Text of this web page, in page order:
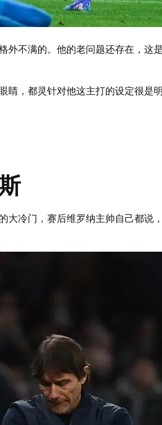
外不满的。他的老问题还存在，这
睛，都灵针对他这主打的设定很是
大冷门，赛后维罗纳主帅自己都说